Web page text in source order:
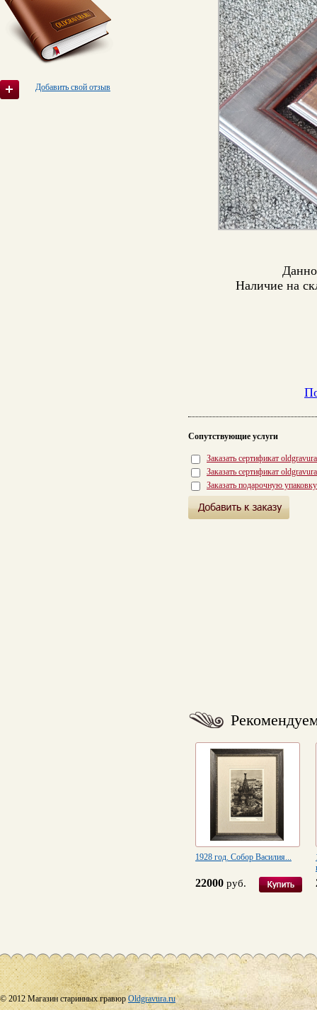
Добавить свой отзыв
Наличие на
Сопутствующие услуги
Заказать сертификат
Заказать сертификат
Заказать подарочную
1928 год. Собор Василия...
22000 руб.
© 2012 Магазин старинных гравюрOldgravura.ru